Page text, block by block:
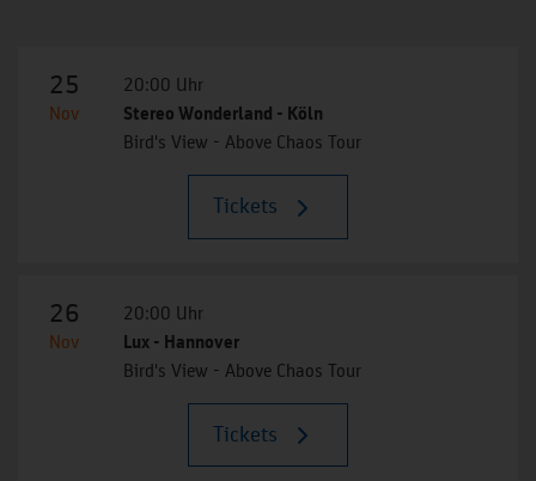
25
Nov
20:00 Uhr
Stereo Wonderland - Köln
Bird's View - Above Chaos Tour
Tickets
26
Nov
20:00 Uhr
Lux - Hannover
Bird's View - Above Chaos Tour
Tickets